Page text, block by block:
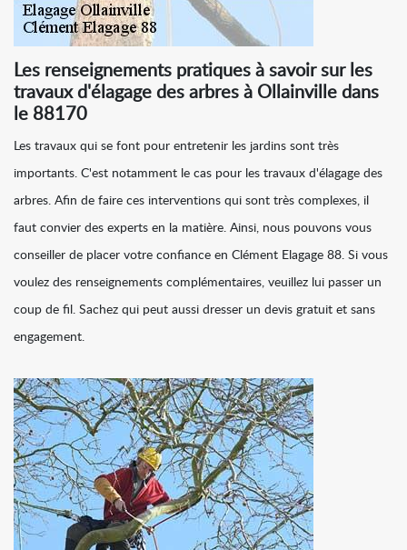
Les renseignements pratiques à savoir sur les
travaux d'élagage des arbres à Ollainville dans
le 88170
Les travaux qui se font pour entretenir les jardins sont très
importants. C'est notamment le cas pour les travaux d'élagage des
arbres. Afin de faire ces interventions qui sont très complexes, il
faut convier des experts en la matière. Ainsi, nous pouvons vous
conseiller de placer votre confiance en Clément Elagage 88. Si vous
voulez des renseignements complémentaires, veuillez lui passer un
coup de fil. Sachez qui peut aussi dresser un devis gratuit et sans
engagement.